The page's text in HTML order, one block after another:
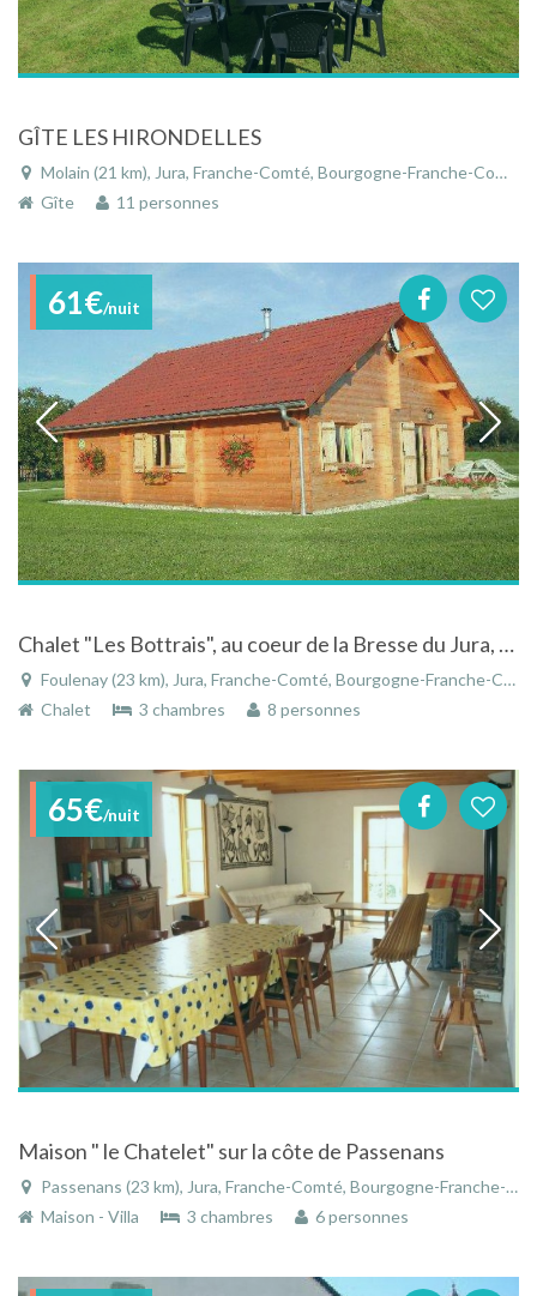
GÎTE LES HIRONDELLES
Molain (21 km), Jura, Franche-Comté, Bourgogne-Franche-Comté, France
Gîte
11 personnes
61€/nuit
Chalet "Les Bottrais", au coeur de la Bresse du Jura, dans un cadre très verdoyant
Foulenay (23 km), Jura, Franche-Comté, Bourgogne-Franche-Comté, France
Chalet
3 chambres 8 personnes
65€/nuit
Maison " le Chatelet" sur la côte de Passenans
Passenans (23 km), Jura, Franche-Comté, Bourgogne-Franche-Comté, France
Maison - Villa
3 chambres 6 personnes